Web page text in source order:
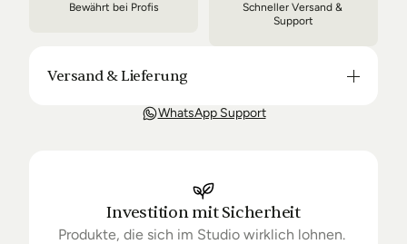
Bewährt bei Profis
Schneller Versand &
Support
Versand & Lieferung
Unsere Lieferung ist in der Regel in 3-8 Tagen bei
Lieferung unter Umständen um einige Tage
verzögern.
WhatsApp Support
Investition mit Sicherheit
Produkte, die sich im Studio wirklich lohnen.